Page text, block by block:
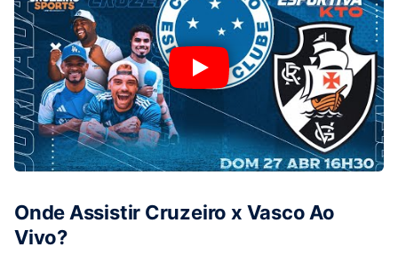
Onde Assistir Cruzeiro x Vasco Ao
Vivo?